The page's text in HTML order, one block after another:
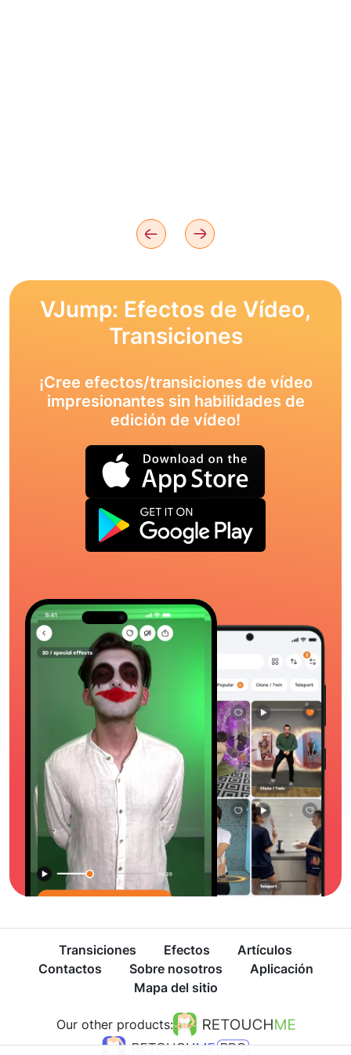
VJump: Efectos de Vídeo,
Transiciones
¡Cree efectos/transiciones de vídeo
impresionantes sin habilidades de
edición de vídeo!
Transiciones Efectos
Artículos
Contactos
Sobre nosotros
Aplicación
Mapa del sitio
Our other products: